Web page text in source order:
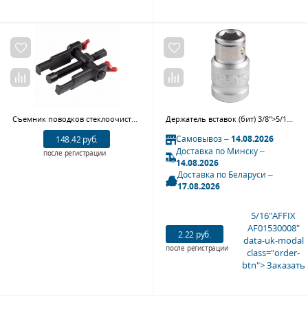
Съемник поводков стеклоочистителя 0-60 мм МАСТАК 107-10006
148.42 руб.
после регистрации
Держатель вставок (бит) 3/8">5/16"AFFIX AF01530008
Самовывоз –14.08.2026
Доставка по Минску –
14.08.2026
Доставка по Беларуси –
17.08.2026
2.22 руб.
после регистрации
5/16"AFFIX
AF01530008"
data-uk-modal
class="order-
btn"> Заказать